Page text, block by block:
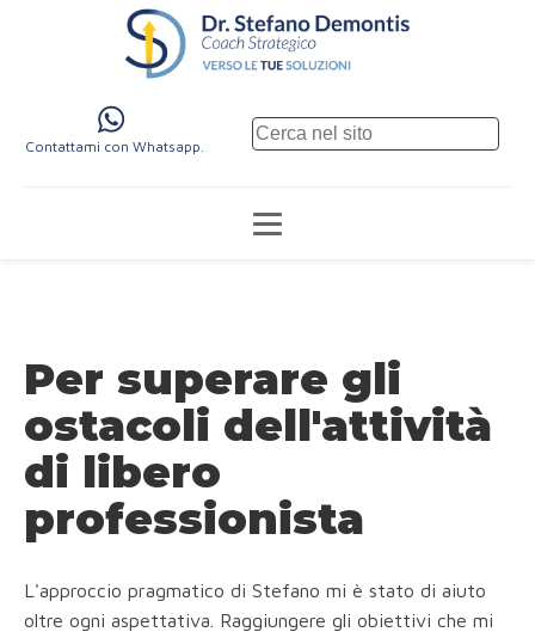
Contattami con Whatsapp.
Per superare gli
ostacoli dell'attività
di libero
professionista
L'approccio pragmatico di Stefano mi è stato di aiuto
oltre ogni aspettativa. Raggiungere gli obiettivi che mi